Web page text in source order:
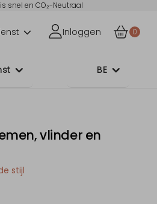
snel en CO₂-Neutraal
Inloggen 0
BE
vlinder en
stijl